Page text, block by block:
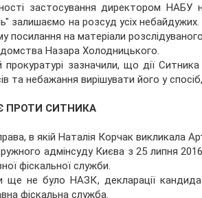
застосування директором НАБУ
залишаємо на розсуд усіх
посилання на матеріали
Назара Холодницького.
прокуратурі зазначили, що дії
та небажання вирішувати його у
ПРОТИ СИТНИКА
в якій Наталія Корчак викликала
адмінсуду Києва з 25 липня
фіскальної служби.
ще не було НАЗК, декларації
фіскальна служба.